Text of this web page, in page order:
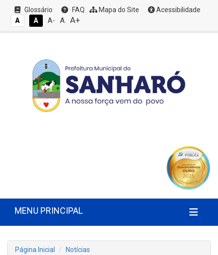
Glossário FAQ Mapa do Site
Acessibilidade
A
A A- A A+
MENU PRINCIPAL
Página Inicial
Notícias